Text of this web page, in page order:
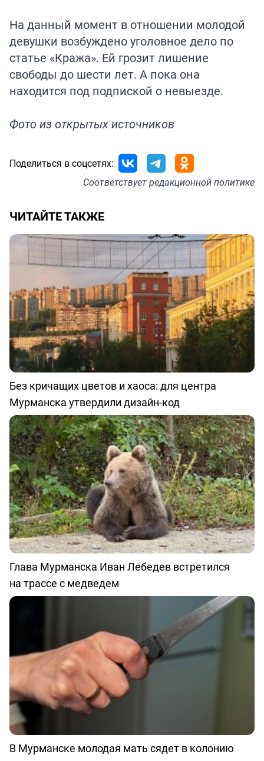
На данный момент в отношении молодой
девушки возбуждено уголовное дело по
статье «Кража». Ей грозит лишение
свободы до шести лет. А пока она
находится под подпиской о невыезде.
Фото из открытых источников
Поделиться в соцсетях:
Соответствуетредакционной политике
ЧИТАЙТЕ ТАКЖЕ
Без кричащих цветов и хаоса: для центра
Мурманска утвердили дизайн-код
Глава Мурманска Иван Лебедев встретился
на трассе с медведем
В Мурманске молодая мать сядет в колонию